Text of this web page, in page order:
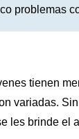
problemas
tienen
variadas.
les brinde el